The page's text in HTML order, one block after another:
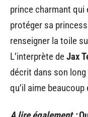
prince charmant qui
protéger sa
renseigner la toile
L’interprète deJax
décrit dans son
qu’il aime